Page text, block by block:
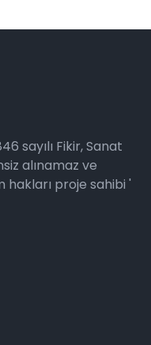
sayılı Fikir, Sanat
alınamaz ve
hakları proje sahibi '